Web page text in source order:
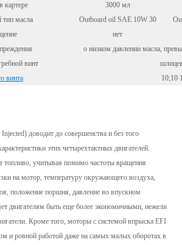
картере
3000 мл
масла
Outboard oil SAE 10W 30
нет
о низком давлении масла,
винт
винта
10;10
доводит до совершенства и без того
этих четырехтактных двигателей.
топливо, учитывая помимо частоты вращения
на мотор, температуру окружающего воздуха,
положение поршня, давление во впускном
двигателям быть еще более экономичными, нежели
Кроме того, моторы с системой впрыска EFI
и ровной работой даже на самых малых оборотах в